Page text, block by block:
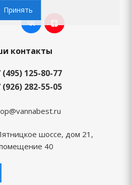
контакты
(495) 125-80-77
(926) 282-55-05
шоссе, дом 21,
40
Принять